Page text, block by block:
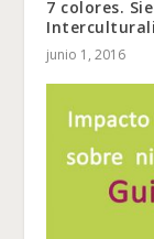
7 colores.
junio 1, 2016